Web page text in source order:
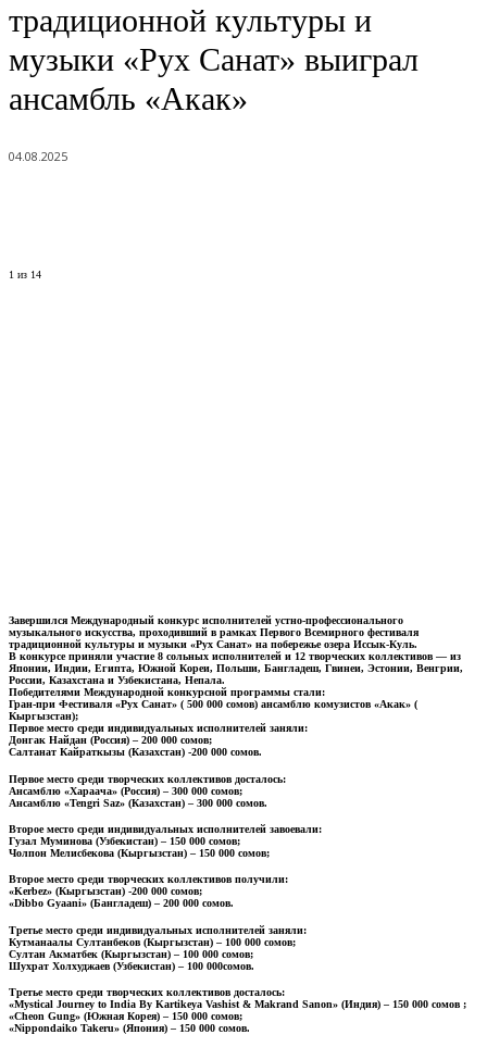
традиционной культуры и
музыки «Рух Санат» выиграл
ансамбль «Акак»
04.08.2025
1 из 14
Завершился Международный конкурс исполнителей устно-профессионального
музыкального искусства, проходивший в рамках Первого Всемирного фестиваля
традиционной культуры и музыки «Рух Санат» на побережье озера Иссык-Куль.
В конкурсе приняли участие 8 сольных исполнителей и 12 творческих коллективов — из
Японии, Индии, Египта, Южной Кореи, Польши, Бангладеш, Гвинеи, Эстонии, Венгрии,
России, Казахстана и Узбекистана, Непала.
Победителями Международной конкурсной программы стали:
Гран-при Фестиваля «Рух Санат» ( 500 000 сомов) ансамблю комузистов «Акак» (
Кыргызстан);
Первое место среди индивидуальных исполнителей заняли:
Донгак Найдан (Россия) – 200 000 сомов;
Салтанат Кайраткызы (Казахстан) -200 000 сомов.
Первое место среди творческих коллективов досталось:
Ансамблю «Хараача» (Россия) – 300 000 сомов;
Ансамблю «Tengri Saz» (Казахстан) – 300 000 сомов.
Второе место среди индивидуальных исполнителей завоевали:
Гузал Муминова (Узбекистан) – 150 000 сомов;
Чолпон Мелисбекова (Кыргызстан) – 150 000 сомов;
Второе место среди творческих коллективов получили:
«Kerbez» (Кыргызстан) -200 000 сомов;
«Dibbo Gyaani» (Бангладеш) – 200 000 сомов.
Третье место среди индивидуальных исполнителей заняли:
Кутманаалы Султанбеков (Кыргызстан) – 100 000 сомов;
Султан Акматбек (Кыргызстан) – 100 000 сомов;
Шухрат Холхуджаев (Узбекистан) – 100 000сомов.
Третье место среди творческих коллективов досталось:
«Mystical Journey to India By Kartikeya Vashist & Makrand Sanon» (Индия) – 150 000 сомов ;
«Cheon Gung» (Южная Корея) – 150 000 сомов;
«Nippondaiko Takeru» (Япония) – 150 000 сомов.